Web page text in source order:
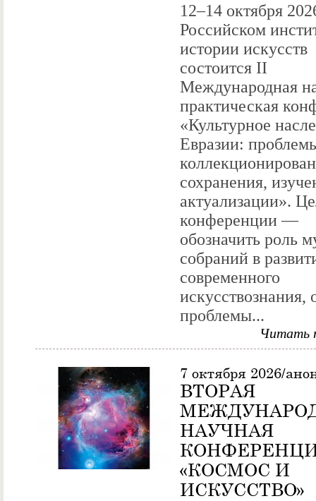
12–14 октября
Российском
истории искусств
состоится II
Международная
практическая
«Культурное
Евразии:
сохранения,
актуализации».
конференции —
обозначить роль
собраний в
современного
искусствознания,
проблемы...
Читать
7 октября 2026/
ВТОРАЯ
НАУЧНАЯ
«КОСМОС И
ИСКУССТВО»